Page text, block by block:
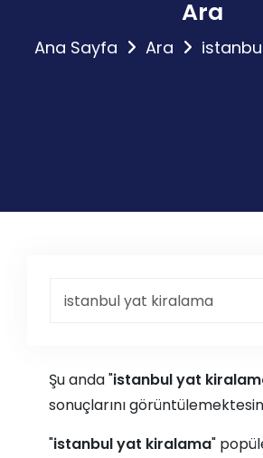
Ara
Ana Sayfa Ara
Şu anda "istanbul yat
sonuçlarını
"istanbul yat kiralama"